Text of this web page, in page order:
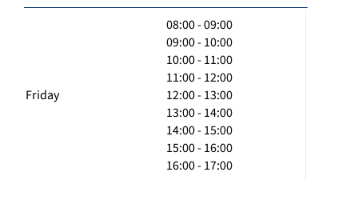
Friday
08:00 - 09:00
09:00 - 10:00
10:00 - 11:00
11:00 - 12:00
12:00 - 13:00
13:00 - 14:00
14:00 - 15:00
15:00 - 16:00
16:00 - 17:00